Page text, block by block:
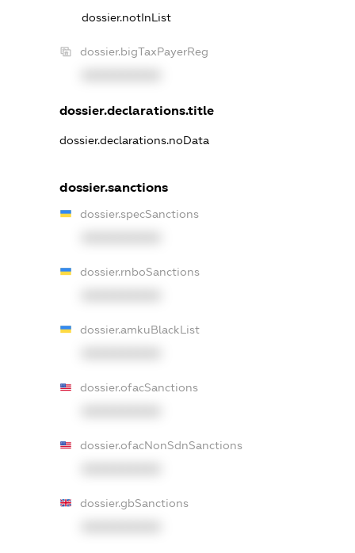
dossier.notInList
dossier.bigTaxPayerReg
dossier.declarations.title
dossier.declarations.noData
dossier.sanctions
dossier.specSanctions
dossier.rnboSanctions
dossier.amkuBlackList
dossier.ofacSanctions
dossier.ofacNonSdnSanctions
dossier.gbSanctions